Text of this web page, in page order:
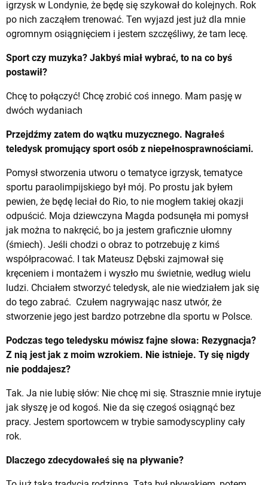
igrzysk w Londynie, że będę się szykował do kolejnych. Rok
po nich zacząłem trenować. Ten wyjazd jest już dla mnie
ogromnym osiągnięciem i jestem szczęśliwy, że tam lecę.
Sport czy muzyka? Jakbyś miał wybrać, to na co byś
postawił?
Chcę to połączyć! Chcę zrobić coś innego. Mam pasję w
dwóch wydaniach
Przejdźmy zatem do wątku muzycznego. Nagrałeś
teledysk promujący sport osób z niepełnosprawnościami.
Pomysł stworzenia utworu o tematyce igrzysk, tematyce
sportu paraolimpijskiego był mój. Po prostu jak byłem
pewien, że będę leciał do Rio, to nie mogłem takiej okazji
odpuścić. Moja dziewczyna Magda podsunęła mi pomysł
jak można to nakręcić, bo ja jestem graficznie ułomny
(śmiech). Jeśli chodzi o obraz to potrzebuję z kimś
współpracować. I tak Mateusz Dębski zajmował się
kręceniem i montażem i wyszło mu świetnie, według wielu
ludzi. Chciałem stworzyć teledysk, ale nie wiedziałem jak się
do tego zabrać. Czułem nagrywając nasz utwór, że
stworzenie jego jest bardzo potrzebne dla sportu w Polsce.
Podczas tego teledysku mówisz fajne słowa: Rezygnacja?
Z nią jest jak z moim wzrokiem. Nie istnieje. Ty się nigdy
nie poddajesz?
Tak. Ja nie lubię słów: Nie chcę mi się. Strasznie mnie irytuje
jak słyszę je od kogoś. Nie da się czegoś osiągnąć bez
pracy. Jestem sportowcem w trybie samodyscypliny cały
rok.
Dlaczego zdecydowałeś się na pływanie?